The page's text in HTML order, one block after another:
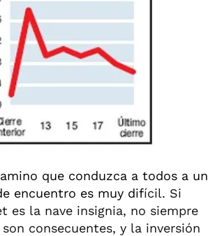
que conduzca a todos a un
encuentro es muy difícil. Si
es la nave insignia, no siempre
consecuentes, y la inversión